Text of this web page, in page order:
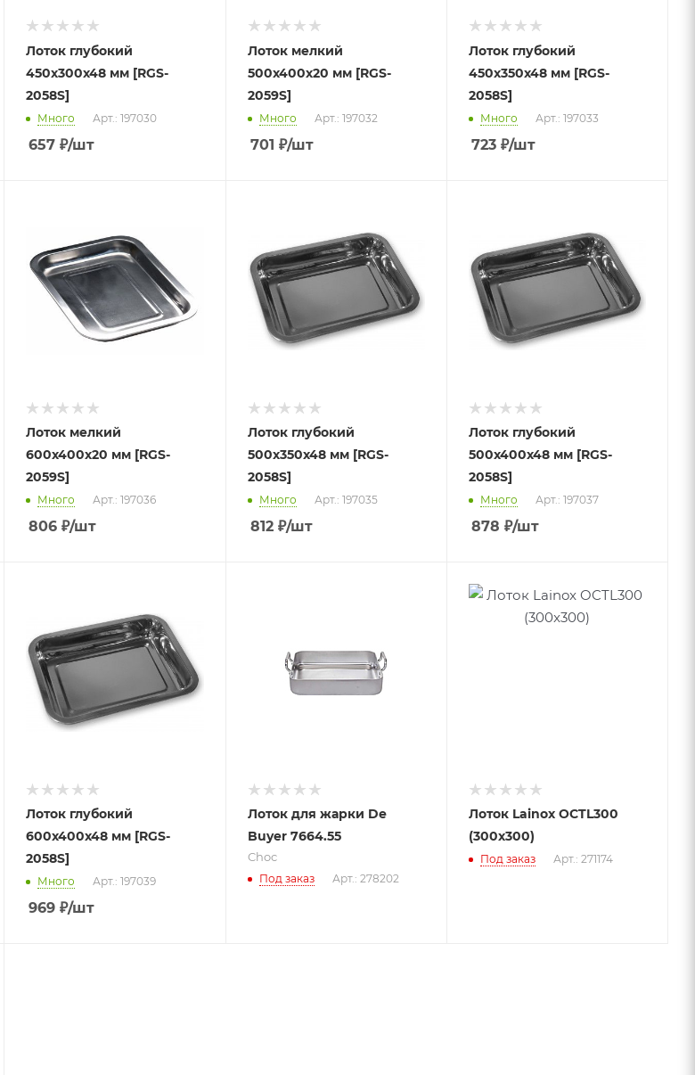
Лоток глубокий
450х300х48 мм [RGS-
2058S]
Много Арт.: 197030
657 ₽/шт
Лоток мелкий
500х400х20 мм [RGS-
2059S]
Много Арт.: 197032
701 ₽/шт
Лоток глубокий
450х350х48 мм [RGS-
2058S]
Много Арт.: 197033
723₽/шт
Лоток мелкий
600х400х20 мм [RGS-
2059S]
Много Арт.: 197036
806 ₽/шт
Лоток глубокий
500х350х48 мм [RGS-
2058S]
Много Арт.: 197035
812₽/шт
Лоток глубокий
500х400х48 мм [RGS-
2058S]
Много Арт.: 197037
878 ₽/шт
Лоток глубокий
600х400х48 мм [RGS-
2058S]
Много Арт.: 197039
969 ₽/шт
Лоток для жарки De
Buyer 7664.55
Choc
Под заказ Арт.: 278202
Лоток Lainox OCTL300
(300x300)
Под заказ Арт.: 271174